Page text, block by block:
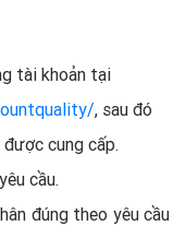
tài khoản tại
, sau đó
cung cấp.
cầu.
đúng theo yêu cầu